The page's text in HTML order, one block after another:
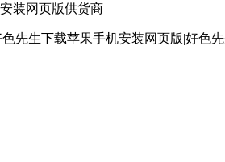
装网页版供货商
先生下载苹果手机安装网页版|好色